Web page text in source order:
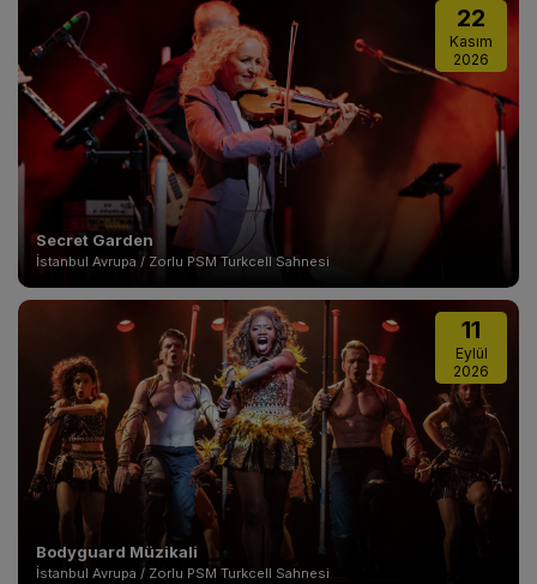
Secret Garden
İstanbul Avrupa / Zorlu PSM Turkcell Sahnesi
22
Kasım
2026
Bodyguard Müzikali
İstanbul Avrupa / Zorlu PSM Turkcell Sahnesi
11
Eylül
2026